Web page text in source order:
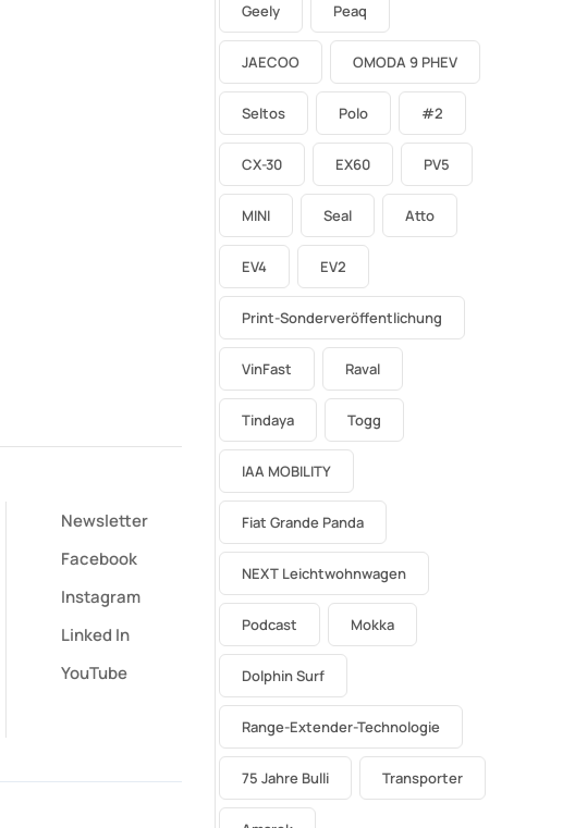
Newsletter
Facebook
Instagram
Linked In
YouTube
Geely Peaq
JAECOO OMODA 9 PHEV
Seltos Polo #2
CX-30 EX60 PV5
MINI Seal Atto
EV4 EV2
Print-Sonderveröffentlichung
VinFast Raval
Tindaya Togg
IAA MOBILITY
Fiat Grande Panda
NEXT Leichtwohnwagen
Podcast Mokka
Dolphin Surf
Range-Extender-Technologie
75 Jahre Bulli Transporter